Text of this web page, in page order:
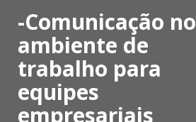
-Comunicação no
ambiente de
trabalho para
equipes
empresariais